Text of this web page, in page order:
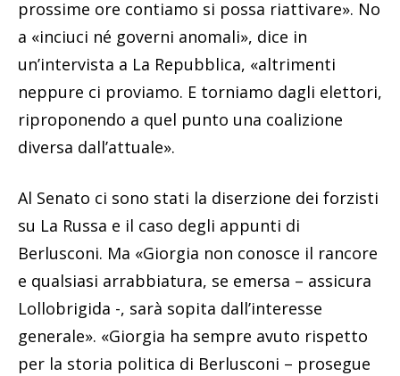
prossime ore contiamo si possa riattivare». No
a «inciuci né governi anomali», dice in
un’intervista a La Repubblica, «altrimenti
neppure ci proviamo. E torniamo dagli elettori,
riproponendo a quel punto una coalizione
diversa dall’attuale».
Al Senato ci sono stati la diserzione dei forzisti
su La Russa e il caso degli appunti di
Berlusconi. Ma «Giorgia non conosce il rancore
e qualsiasi arrabbiatura, se emersa – assicura
Lollobrigida -, sarà sopita dall’interesse
generale». «Giorgia ha sempre avuto rispetto
per la storia politica di Berlusconi – prosegue